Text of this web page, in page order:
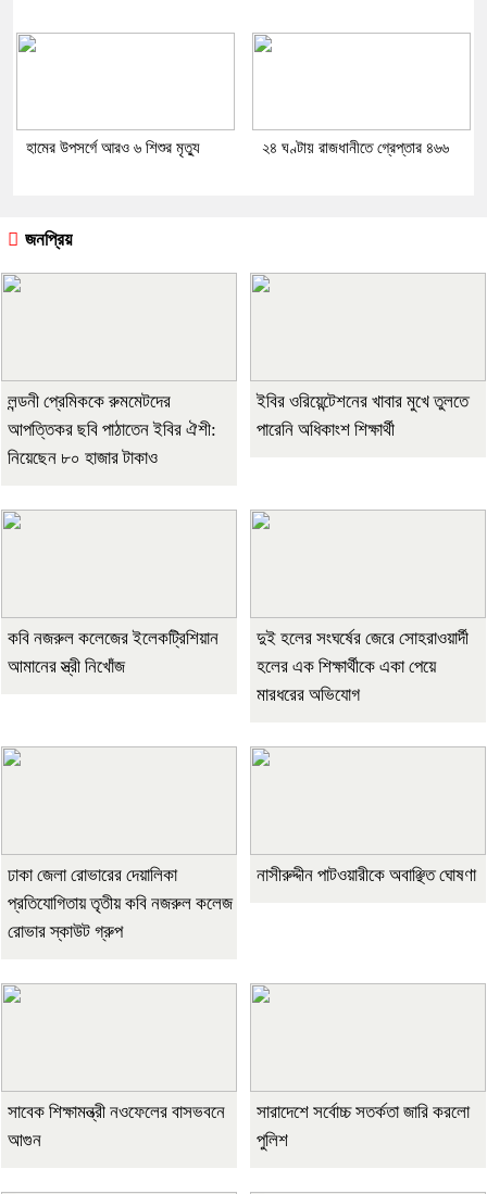
হামের উপসর্গে আরও ৬ শিশুর মৃত্যু ২৪ ঘণ্টায় রাজধানীতে গ্রেপ্তার ৪৬৬
জনপ্রিয়
লন্ডনী প্রেমিককে রুমমেটদের
আপত্তিকর ছবি পাঠাতেন ইবির ঐশী:
নিয়েছেন ৮০ হাজার টাকাও
ইবির ওরিয়েন্টেশনের খাবার মুখে তুলতে
পারেনি অধিকাংশ শিক্ষার্থী
কবি নজরুল কলেজের ইলেকট্রিশিয়ান
আমানের স্ত্রী নিখোঁজ
দুই হলের সংঘর্ষের জেরে সোহরাওয়ার্দী
হলের এক শিক্ষার্থীকে একা পেয়ে
মারধরের অভিযোগ
ঢাকা জেলা রোভারের দেয়ালিকা
প্রতিযোগিতায় তৃতীয় কবি নজরুল কলেজ
রোভার স্কাউট গ্রুপ
নাসীরুদ্দীন পাটওয়ারীকে অবাঞ্ছিত ঘোষণা
সাবেক শিক্ষামন্ত্রী নওফেলের বাসভবনে
আগুন
সারাদেশে সর্বোচ্চ সতর্কতা জারি করলো
পুলিশ